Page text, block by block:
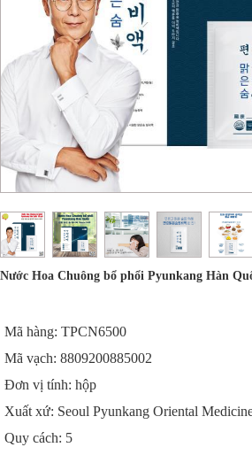
Nước Hoa Chuông bổ phổi Pyunkang Hàn
Mã hàng: TPCN6500
Mã vạch: 8809200885002
Đơn vị tính: hộp
Xuất xứ: Seoul Pyunkang Oriental
Quy cách: 5